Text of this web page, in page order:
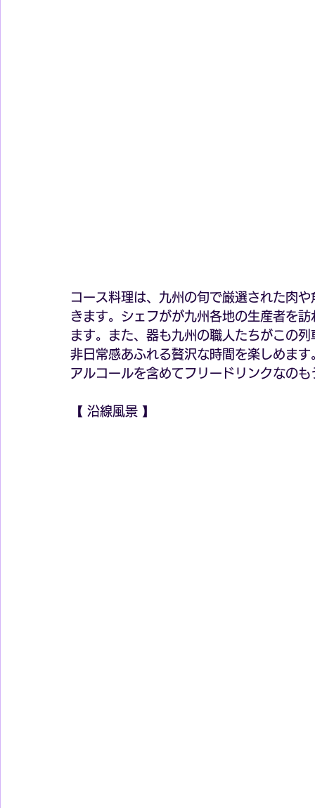
コース料理は、九州の旬で厳選された肉
きます。シェフがが九州各地の生産者を
ます。また、器も九州の職人たちがこの
非日常感あふれる贅沢な時間を楽しめま
アルコールを含めてフリードリンクなの
【 沿線風景 】